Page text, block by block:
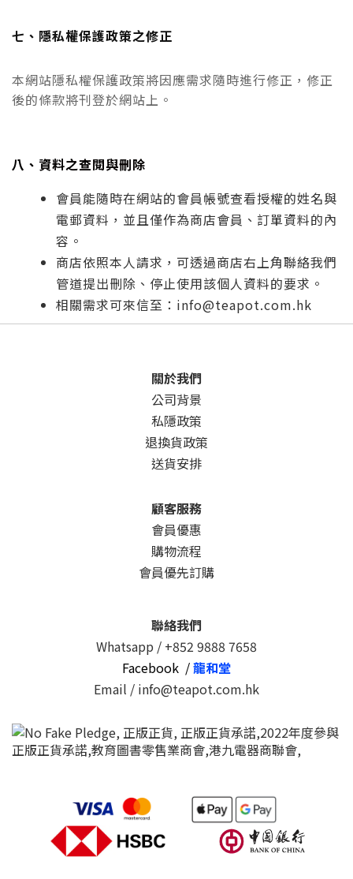
七、隱私權保護政策之修正
本網站隱私權保護政策將因應需求隨時進行修正，修正
後的條款將刊登於網站上。
八、資料之查閱與刪除
會員能隨時在網站的會員帳號查看授權的姓名與
電郵資料，並且僅作為商店會員、訂單資料的內
容。
商店依照本人請求，可透過商店右上角聯絡我們
管道提出刪除、停止使用該個人資料的要求。
相關需求可來信至： info@teapot.com.hk
關於我們
公司背景
私隱政策
退換貨政策
送貨安排
顧客服務
會員優惠
購物流程
會員優先訂購
聯絡我們
Whatsapp / +852 9888 7658
Facebook /龍和堂
Email / info@teapot.com.hk